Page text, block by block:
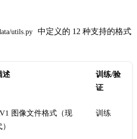
utils.py
中定义的 12 种支持的格式
述
训练/验
证
图像文件格式（现
训练